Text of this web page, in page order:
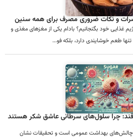
و نکات ضروری مصرف برای همه سنین
غذایی خود بگنجانیم؟ بادام یکی از مغزهای مغذی و
طعم خوشایندی دارد، بلکه فو...
چرا سلول‌های سرطانی عاشق شکر هستند
چالش‌های بهداشت عمومی است و تحقیقات نشان